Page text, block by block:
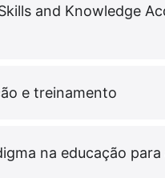
and Knowledge
e treinamento
na educação